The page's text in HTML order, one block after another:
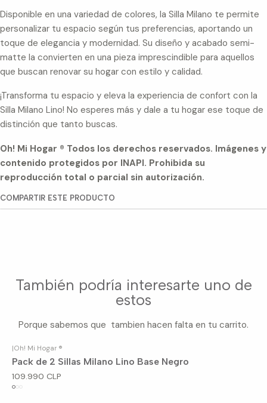
Disponible en una variedad de colores, la Silla Milano te permite
personalizar tu espacio según tus preferencias, aportando un
toque de elegancia y modernidad. Su diseño y acabado semi-
matte la convierten en una pieza imprescindible para aquellos
que buscan renovar su hogar con estilo y calidad.
¡Transforma tu espacio y eleva la experiencia de confort con la
Silla Milano Lino! No esperes más y dale a tu hogar ese toque de
distinción que tanto buscas.
Oh! Mi Hogar ® Todos los derechos reservados. Imágenes y
contenido protegidos por INAPI. Prohibida su
reproducción total o parcial sin autorización.
COMPARTIR ESTE PRODUCTO
También podría interesarte uno de
estos
Porque sabemos que tambien hacen falta en tu carrito.
Agotado
|Oh! Mi Hogar ®
Pack de 2 Sillas Milano Lino Base Negro
109.990 CLP